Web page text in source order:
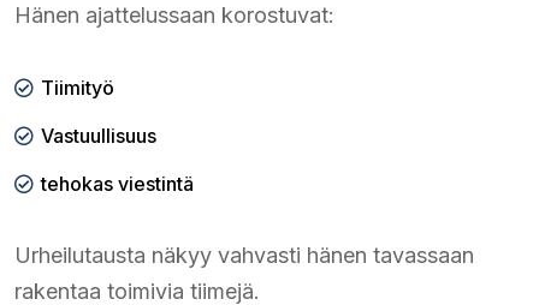
Hänen ajattelussaan korostuvat:
Tiimityö
Vastuullisuus
tehokas viestintä
Urheilutausta näkyy vahvasti hänen tavassaan
rakentaa toimivia tiimejä.